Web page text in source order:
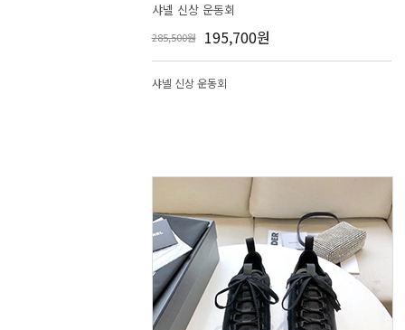
샤넬 신상 운동회
285,500원 195,700원
샤넬 신상 운동회